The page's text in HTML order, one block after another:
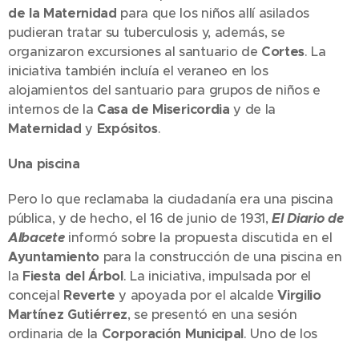
de la Maternidad para que los niños allí asilados
pudieran tratar su tuberculosis y, además, se
organizaron excursiones al santuario de Cortes. La
iniciativa también incluía el veraneo en los
alojamientos del santuario para grupos de niños e
internos de la Casa de Misericordia y de la
Maternidady Expósitos.
Una piscina
Pero lo que reclamaba la ciudadanía era una piscina
pública, y de hecho, el 16 de junio de 1931, El Diario de
Albacete informó sobre la propuesta discutida en el
Ayuntamiento para la construcción de una piscina en
la Fiesta del Árbol. La iniciativa, impulsada por el
concejal Revertey apoyada por el alcalde Virgilio
Martínez Gutiérrez, se presentó en una sesión
ordinaria de la Corporación Municipal. Uno de los